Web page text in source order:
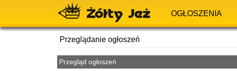
OGŁOSZENIA
Przeglądanie ogłoszeń
Przegląd ogłoszeń